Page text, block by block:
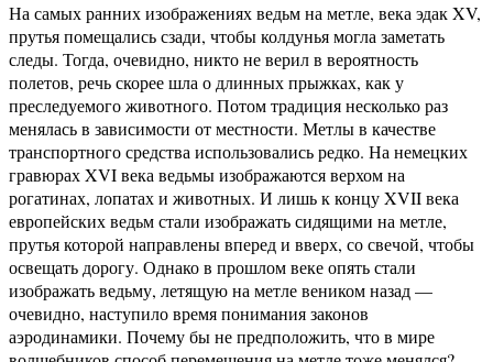
На самых ранних изображениях ведьм на метле, века эдак XV,
прутья помещались сзади, чтобы колдунья могла заметать
следы. Тогда, очевидно, никто не верил в вероятность
полетов, речь скорее шла о длинных прыжках, как у
преследуемого животного. Потом традиция несколько раз
менялась в зависимости от местности. Метлы в качестве
транспортного средства использовались редко. На немецких
гравюрах XVI века ведьмы изображаются верхом на
рогатинах, лопатах и животных. И лишь к концу XVII века
европейских ведьм стали изображать сидящими на метле,
прутья которой направлены вперед и вверх, со свечой, чтобы
освещать дорогу. Однако в прошлом веке опять стали
изображать ведьму, летящую на метле веником назад —
очевидно, наступило время понимания законов
аэродинамики. Почему бы не предположить, что в мире